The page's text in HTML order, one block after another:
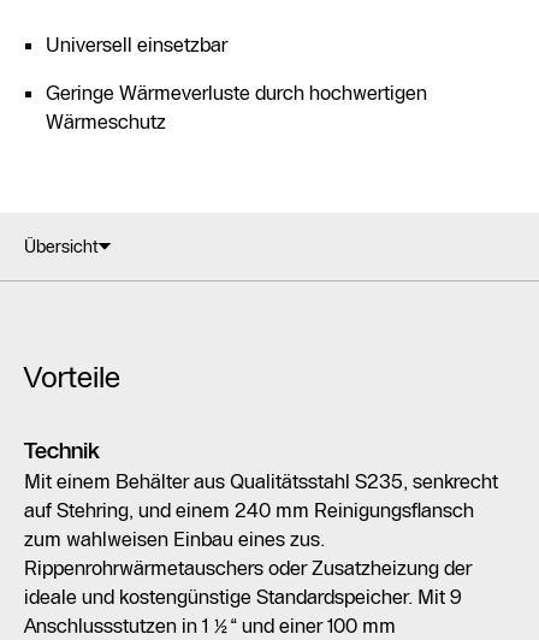
Universell einsetzbar
Geringe Wärmeverluste durch hochwertigen
Wärmeschutz
Übersicht
Vorteile
Technik
Mit einem Behälter aus Qualitätsstahl S235, senkrecht
auf Stehring, und einem 240 mm Reinigungsflansch
zum wahlweisen Einbau eines zus.
Rippenrohrwärmetauschers oder Zusatzheizung der
ideale und kostengünstige Standardspeicher. Mit 9
Anschlussstutzen in 1 ½“ und einer 100 mm